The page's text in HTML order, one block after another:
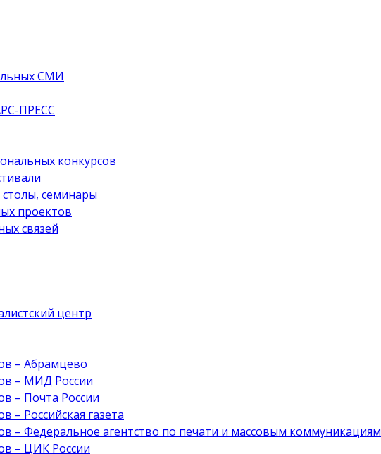
СМИ
ПРЕСС
конкурсов
семинары
проектов
связей
центр
– Абрамцево
– МИД России
– Почта России
– Российская газета
– Федеральное агентство по печати и массовым коммуникациям
– ЦИК России